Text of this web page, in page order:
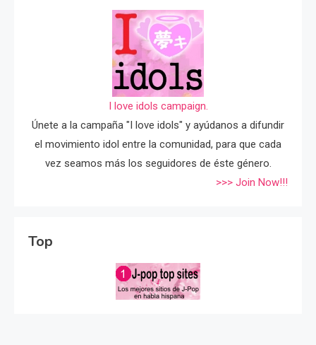
I love idols campaign.
Únete a la campaña "I love idols" y ayúdanos a difundir
el movimiento idol entre la comunidad, para que cada
vez seamos más los seguidores de éste género.
>>> Join Now!!!
Top